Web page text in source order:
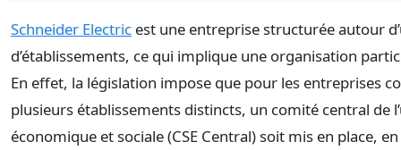
Schneider Electric est une entreprise structurée autour
d’établissements, ce qui implique une organisation
En effet, la législation impose que pour les entreprises
plusieurs établissements distincts, un comité central de
économique et sociale (CSE Central) soit mis en place,